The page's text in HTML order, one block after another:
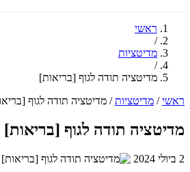
ראשי
/
מדיטציות
/
מדיטציה תודה לגוף [בריאות]
ראשי / מדיטציות / מדיטציה תודה לגוף
מדיטציה תודה לגוף [בריאות]
2 ביולי 2024